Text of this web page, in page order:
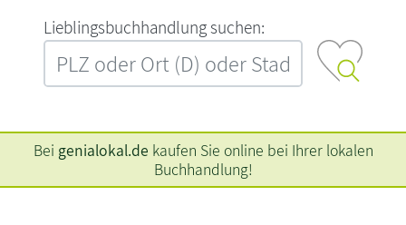
L‍i‍e‍b‍l‍i‍n‍g‍s‍b‍u‍c‍h‍h‍a‍n‍d‍l‍u‍n‍g‍ ‍s‍u‍c‍h‍e‍n‍:‍
Bei genialokal.de kaufen Sie online bei Ihrer lokalen
Buchhandlung!